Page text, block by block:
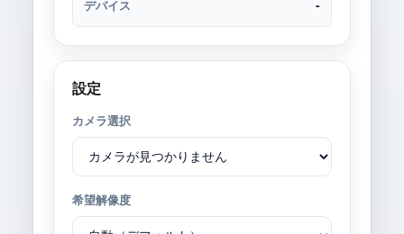
デバイス -
設定
カメラ選択
希望解像度